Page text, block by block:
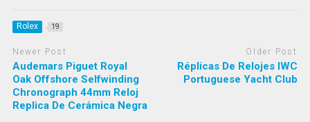
Rolex 19
Newer Post
Audemars Piguet Royal
Oak Offshore Selfwinding
Chronograph 44mm Reloj
Replica De Cerámica Negra
Older Post
Réplicas De Relojes IWC
Portuguese Yacht Club